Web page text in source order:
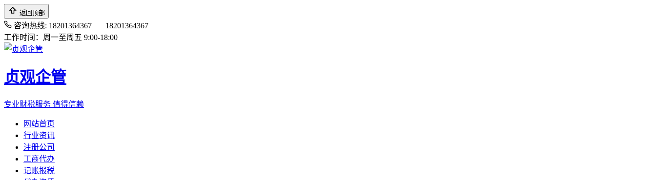
返回顶部
咨询热线: 18201364367
18201364367
工作时间：周一至周五 9:00-18:00
贞观企管
专业财税服务 值得信赖
网站首页
行业资讯
注册公司
工商代办
记账报税